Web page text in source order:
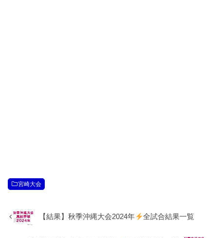
宮崎大会
【結果】秋季沖縄大会2024年 全試合結果一覧